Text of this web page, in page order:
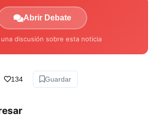
Abrir Debate
una discusión sobre esta noticia
134 Guardar